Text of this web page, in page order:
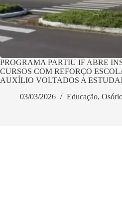
PROGRAMA PARTIU IF ABRE
CURSOS COM REFORÇO
AUXÍLIO VOLTADOS A
03/03/2026
Educação,